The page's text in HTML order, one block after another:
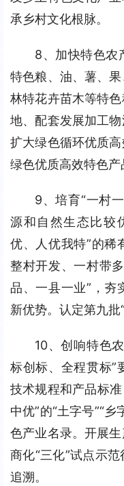
承乡村文化根脉。
8、加快特色农
特色粮、油、薯、果
林特花卉苗木等特
地、配套发展加工物
扩大绿色循环优质
绿色优质高效特色产
9、培育“一村
源和自然生态比较
优、人优我特”的稀
整村开发、一村带
品、一县一业”，夯
新优势。认定第九批
10、创响特色
标创标、全程贯标”
技术规程和产品标准
中优”的“土字号”“
色产业名录。开展
商化“三化”试点示
追溯。